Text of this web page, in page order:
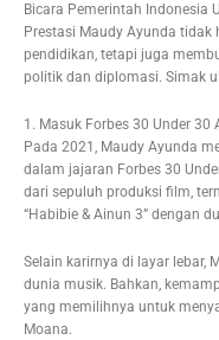
Bicara Pemerintah Indonesia
Prestasi Maudy Ayunda
pendidikan, tetapi juga
politik dan diplomasi. Simak
1. Masuk Forbes 30 Under 30
Pada 2021, Maudy Ayunda
dalam jajaran Forbes 30
dari sepuluh produksi film,
“Habibie & Ainun 3” dengan
Selain karirnya di layar lebar,
dunia musik. Bahkan,
yang memilihnya untuk
Moana.